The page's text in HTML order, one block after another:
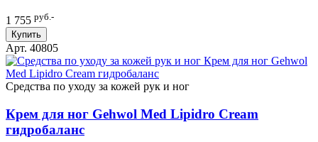
1 755 руб.-
Купить
Арт. 40805
Средства по уходу за кожей рук и ног
Крем для ног Gehwol Med Lipidro Cream
гидробаланс